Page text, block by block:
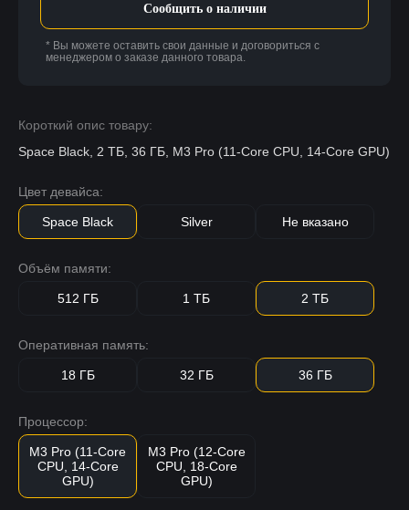
Короткий опис товару:
Space Black, 2 ТБ, 36 ГБ, M3 Pro (11-Core CPU, 14-Core GPU)
Цвет девайса:
Space Black Silver Не вказано
Объём памяти:
512 ГБ 1 ТБ 2 ТБ
Оперативная память:
18 ГБ 32 ГБ 36 ГБ
Процессор:
M3 Pro (11-Core
CPU, 14-Core
GPU)
M3 Pro (12-Core
CPU, 18-Core
GPU)
Сообщить о наличии
* Вы можете оставить свои данные и договориться с
менеджером о заказе данного товара.